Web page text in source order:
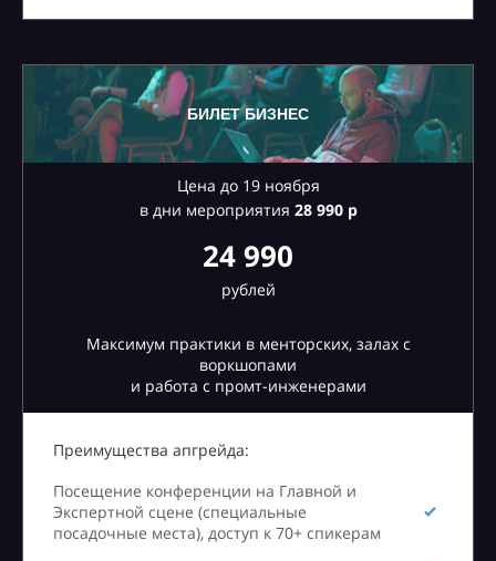
БИЛЕТ БИЗНЕС
Цена до 19 ноября
в дни мероприятия 28990 р
24 990
рублей
Максимум практики в менторских, залах с
воркшопами
и работа с промт-инженерами
Преимущества апгрейда:
Посещение конференции на Главной и
Экспертной сцене (специальные
посадочные места), доступ к 70+ спикерам